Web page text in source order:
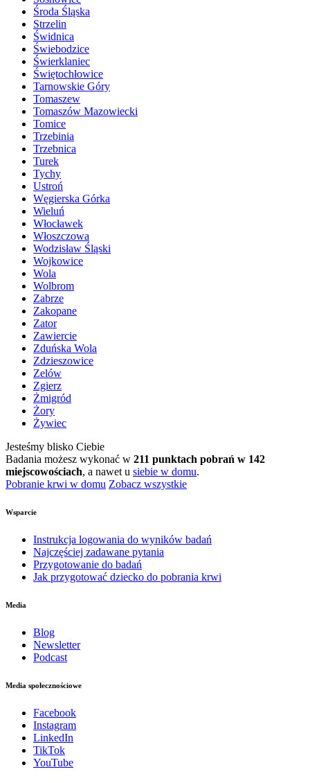
Środa Śląska
Strzelin
Świdnica
Świebodzice
Świerklaniec
Świętochłowice
Tarnowskie Góry
Tomaszew
Tomaszów Mazowiecki
Tomice
Trzebinia
Trzebnica
Turek
Tychy
Ustroń
Węgierska Górka
Wieluń
Włocławek
Włoszczowa
Wodzisław Śląski
Wojkowice
Wola
Wolbrom
Zabrze
Zakopane
Zator
Zawiercie
Zduńska Wola
Zdzieszowice
Zelów
Zgierz
Żmigród
Żory
Żywiec
Jesteśmy blisko Ciebie
Badania możesz wykonać w 211 punktach pobrań w 142
miejscowościach, a nawet u siebie w domu.
Pobranie krwi w domu Zobacz wszystkie
Wsparcie
Instrukcja logowania do wyników badań
Najczęściej zadawane pytania
Przygotowanie do badań
Jak przygotować dziecko do pobrania krwi
Media
Blog
Newsletter
Podcast
Media społecznościowe
Facebook
Instagram
LinkedIn
TikTok
YouTube